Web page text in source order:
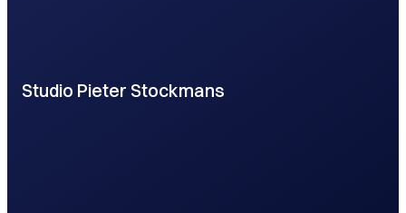
Studio Pieter Stockmans